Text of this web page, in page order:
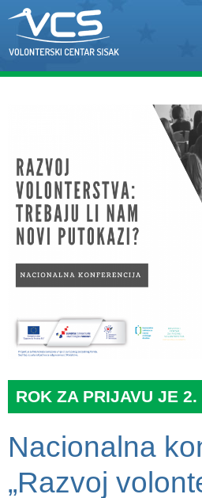
ROK ZA PRIJAVU JE
Nacionalna
„Razvoj